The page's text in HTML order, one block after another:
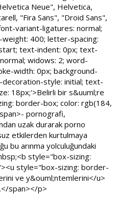
Neue", Helvetica,
"Fira Sans", "Droid Sans",
variant-ligatures: normal;
400; letter-spacing:
text-indent: 0px; text-
widows: 2; word-
width: 0px; background-
style: initial; text-
18px;'>Belirli bir s&uuml;re
border-box; color: rgb(184,
pornografi,
uzak durarak porno
etkilerden kurtulmaya
bu arınma yolculuğundaki
style="box-sizing:
style="box-sizing: border-
ve y&ouml;ntemlerini</u>
span></p>